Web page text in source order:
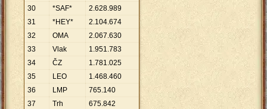
30
*SAF* 2.628.989
31
*HEY* 2.104.674
32
OMA 2.067.630
33
Vlak 1.951.783
34
ČZ 1.781.025
35
LEO 1.468.460
36
LMP 765.140
37
Trh 675.842